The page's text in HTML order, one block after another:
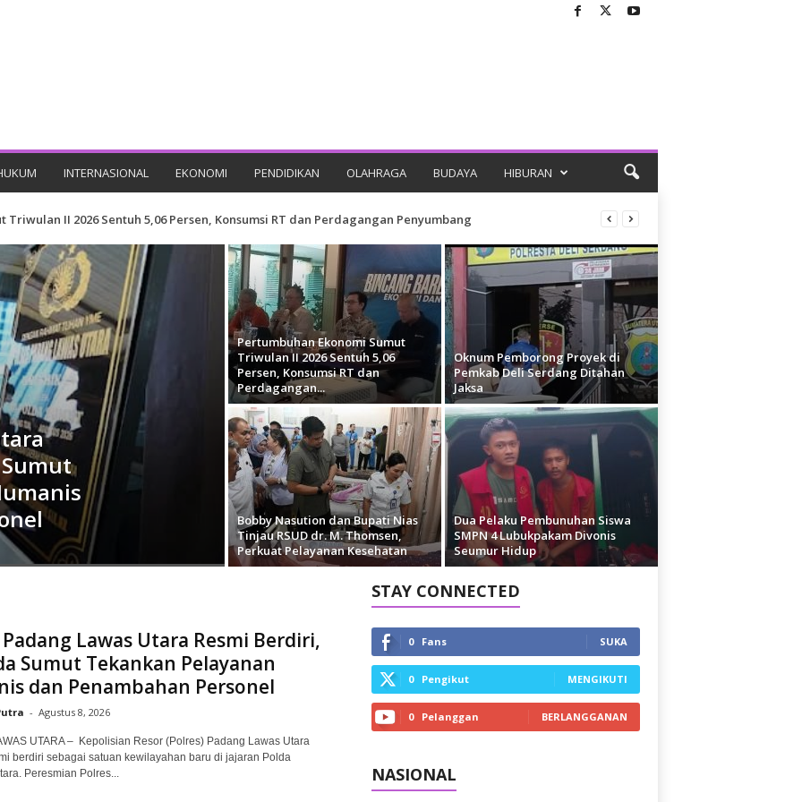
INTERNASIONAL EKONOMI PENDIDIKAN OLAHRAGA BUDAYA HIBURAN
Triwulan II 2026 Sentuh 5,06 Persen, Konsumsi RT dan Perdagangan Penyumbang
Pertumbuhan Ekonomi Sumut
Triwulan II 2026 Sentuh 5,06
Persen, Konsumsi RT dan
Perdagangan...
Oknum Pemborong Proyek di
Pemkab Deli Serdang Ditahan
Jaksa
Bobby Nasution dan Bupati Nias
Tinjau RSUD dr. M. Thomsen,
Perkuat Pelayanan Kesehatan
Dua Pelaku Pembunuhan Siswa
SMPN 4 Lubukpakam Divonis
Seumur Hidup
Lawas Utara Resmi Berdiri,
Sumut Tekankan Pelayanan
dan Penambahan Personel
- Agustus 8, 2026
UTARA – Kepolisian Resor (Polres) Padang Lawas Utara
berdiri sebagai satuan kewilayahan baru di jajaran Polda
Peresmian Polres...
STAY CONNECTED
0 Fans SUKA
0 Pengikut MENGIKUTI
0 Pelanggan BERLANGGANAN
NASIONAL